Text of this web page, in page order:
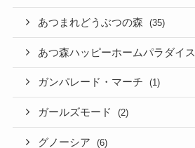
あつまれどうぶつの森 (35)
あつ森ハッピーホームパラダイス
ガンパレード・マーチ (1)
ガールズモード (2)
グノーシア (6)